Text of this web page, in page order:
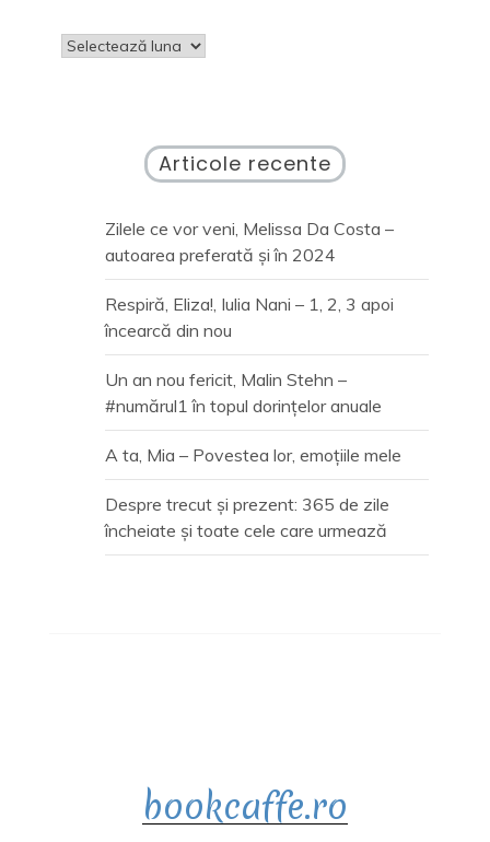
Arhive
Articole recente
Zilele ce vor veni, Melissa Da Costa –
autoarea preferată și în 2024
Respiră, Eliza!, Iulia Nani – 1, 2, 3 apoi
încearcă din nou
Un an nou fericit, Malin Stehn –
#numărul1 în topul dorințelor anuale
A ta, Mia – Povestea lor, emoțiile mele
Despre trecut și prezent: 365 de zile
încheiate și toate cele care urmează
bookcaffe.ro